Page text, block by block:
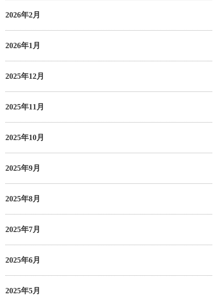
2026年2月
2026年1月
2025年12月
2025年11月
2025年10月
2025年9月
2025年8月
2025年7月
2025年6月
2025年5月